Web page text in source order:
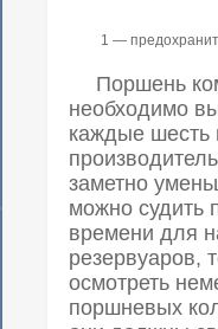
1 —
Поршень
необходимо
каждые шесть
заметно
можно судить
времени для
резервуаров,
осмотреть
поршневых